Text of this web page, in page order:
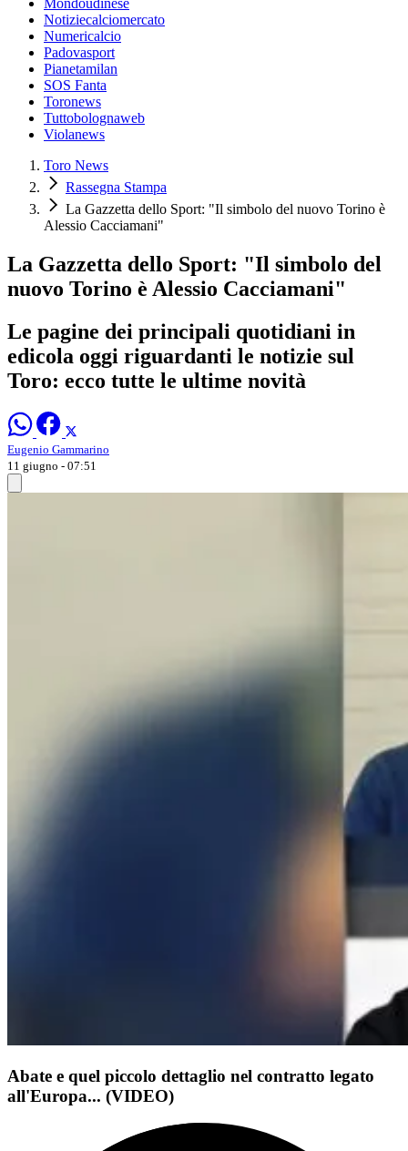
Mondoudinese
Notiziecalciomercato
Numericalcio
Padovasport
Pianetamilan
SOS Fanta
Toronews
Tuttobolognaweb
Violanews
Toro News
Rassegna Stampa
La Gazzetta dello Sport: "Il simbolo del nuovo Torino è
Alessio Cacciamani"
La Gazzetta dello Sport: "Il simbolo del
nuovo Torino è Alessio Cacciamani"
Le pagine dei principali quotidiani in
edicola oggi riguardanti le notizie sul
Toro: ecco tutte le ultime novità
Eugenio Gammarino
11 giugno - 07:51
Abate e quel piccolo dettaglio nel contratto legato
all'Europa... (VIDEO)